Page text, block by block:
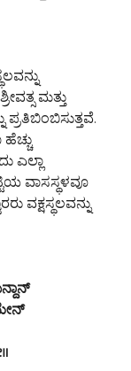
ಮತ್ತು
ಪ್ರತಿಬಿಂಬಿಸುತ್ತವೆ.
ಎಲ್ಲಾ
ವಾಸಸ್ಥಳವೂ
ವಕ್ಷಸ್ಥಲವನ್ನು